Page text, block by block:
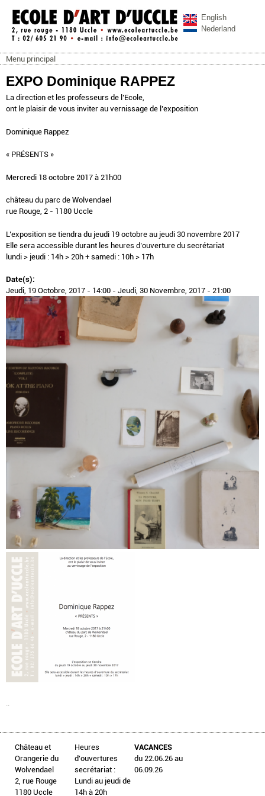
Aller au contenu principal
ecoleartuccle.be
English
Nederland
Menu principal
Menu principal
EXPO Dominique RAPPEZ
La direction et les professeurs de l’Ecole,
ont le plaisir de vous inviter au vernissage de l’exposition
Dominique Rappez
« PRÉSENTS »
Mercredi 18 octobre 2017 à 21h00
château du parc de Wolvendael
rue Rouge, 2 - 1180 Uccle
L’exposition se tiendra du jeudi 19 octobre au jeudi 30 novembre 2017
Elle sera accessible durant les heures d’ouverture du secrétariat
lundi > jeudi : 14h > 20h + samedi : 10h > 17h
Date(s):
Jeudi, 19 Octobre, 2017 - 14:00 - Jeudi, 30 Novembre, 2017 - 21:00
..
Château et
Orangerie du
Wolvendael
2, rue Rouge
1180 Uccle
Heures
d'ouvertures
secrétariat :
Lundi au jeudi de
14h à 20h
VACANCES
du 22.06.26 au
06.09.26